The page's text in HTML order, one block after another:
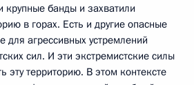
банды и захватили
в горах. Есть и другие опасные
для агрессивных устремлений
сил. И эти экстремистские силы
эту территорию. В этом контексте